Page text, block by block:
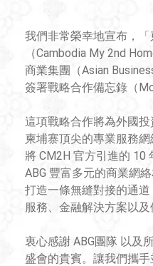
我們非常榮幸地宣布，「
（Cambodia My 2nd
商業集團（Asian
簽署戰略合作備忘錄（
這項戰略合作將為外國
柬埔寨頂尖的專業服務
將 CM2H 官方引進的
ABG 豐富多元的商業網
打造一條無縫對接的通
服務、金融解決方案以及
衷心感謝 ABG團隊 以
盛會的貴賓。讓我們攜